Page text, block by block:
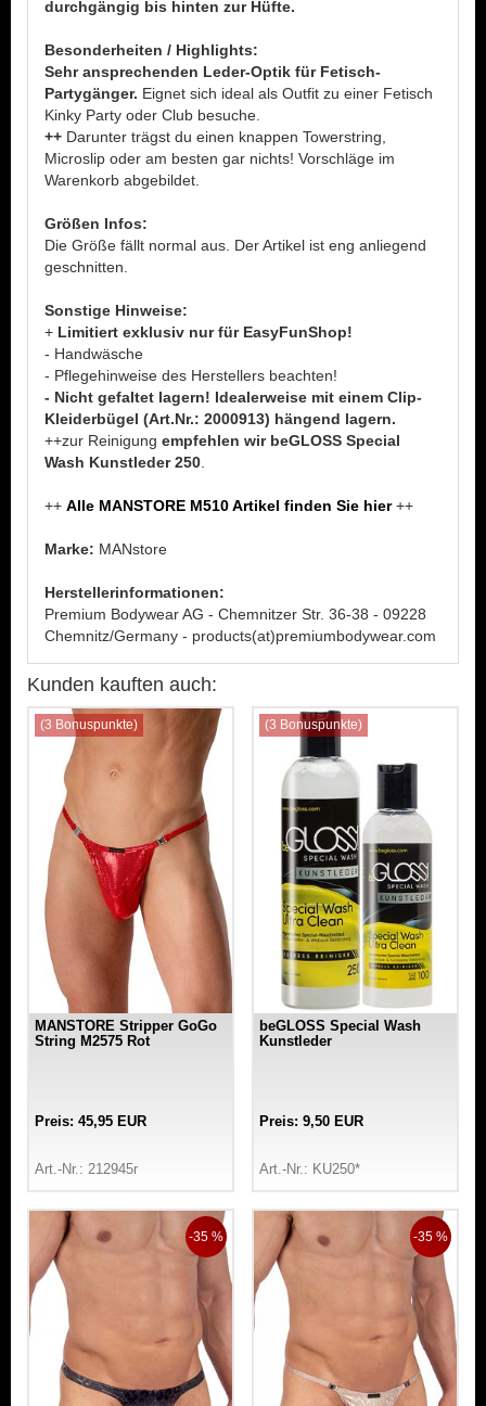
durchgängig bis hinten zur Hüfte.
Besonderheiten / Highlights:
Sehr ansprechenden Leder-Optik für Fetisch-
Partygänger. Eignet sich ideal als Outfit zu einer Fetisch
Kinky Party oder Club besuche.
++ Darunter trägst du einen knappen Towerstring,
Microslip oder am besten gar nichts! Vorschläge im
Warenkorb abgebildet.
Größen Infos:
Die Größe fällt normal aus. Der Artikel ist eng anliegend
geschnitten.
Sonstige Hinweise:
+ Limitiert exklusiv nur für EasyFunShop!
- Handwäsche
- Pflegehinweise des Herstellers beachten!
- Nicht gefaltet lagern! Idealerweise mit einem Clip-
Kleiderbügel (Art.Nr.: 2000913) hängend lagern.
++zur Reinigung empfehlen wir beGLOSS Special
Wash Kunstleder 250
++ Alle MANSTORE M510 Artikel finden Sie hier++
Marke: MANstore
Herstellerinformationen:
Premium Bodywear AG - Chemnitzer Str. 36-38 - 09228
Chemnitz/Germany - products(at)premiumbodywear.com
Kunden kauften auch:
(3 Bonuspunkte)
MANSTORE Stripper GoGo
String M2575 Rot
Preis: 45,95 EUR
Art.-Nr.: 212945r
(3 Bonuspunkte)
beGLOSS Special Wash
Kunstleder
Preis: 9,50 EUR
Art.-Nr.: KU250*
-35 % -35 %